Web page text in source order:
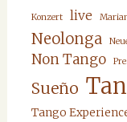
Konzert live
Neolonga
Non Tango
Sueño
Tango